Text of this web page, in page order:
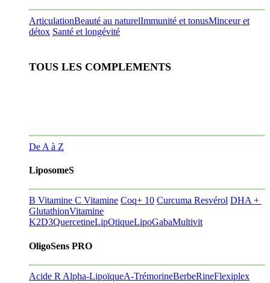
ArticulationBeauté au naturelImmunité et tonusMinceur et
détox Santé et longévité
TOUS LES COMPLEMENTS
De A à Z
LiposomeS
B Vitamine C Vitamine Coq+ 10 Curcuma Resvérol DHA +
GlutathionVitamine
K2D3QuercetineLipOtiqueLipoGabaMultivit
OligoSens PRO
Acide R Alpha-LipoïqueA-TrémorineBerbeRineFlexiplex